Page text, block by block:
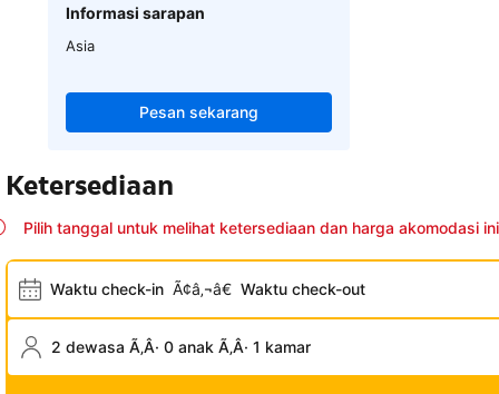
Informasi sarapan
Asia
Pesan sekarang
Ketersediaan
Pilih tanggal untuk melihat ketersediaan dan harga akomodasi ini
Waktu check-in Ã¢â‚¬â€ Waktu check-out
2 dewasa Ã‚Â· 0 anak Ã‚Â· 1 kamar